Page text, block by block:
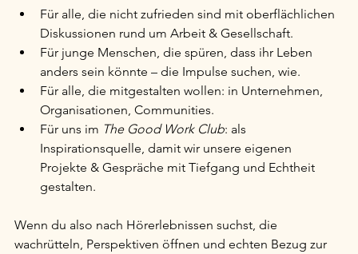
Für alle, die nicht zufrieden sind mit oberflächlichen
Diskussionen rund um Arbeit & Gesellschaft.
Für junge Menschen, die spüren, dass ihr Leben
anders sein könnte – die Impulse suchen, wie.
Für alle, die mitgestalten wollen: in Unternehmen,
Organisationen, Communities.
Für uns im The Good Work Club: als
Inspirationsquelle, damit wir unsere eigenen
Projekte & Gespräche mit Tiefgang und Echtheit
gestalten.
Wenn du also nach Hörerlebnissen suchst, die
wachrütteln, Perspektiven öffnen und echten Bezug zur